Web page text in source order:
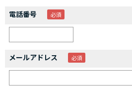
電話番号
メールアドレス